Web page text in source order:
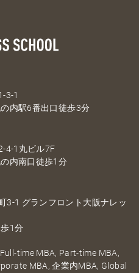
3-1
内駅6番出口徒歩3分
4-1丸ビル7F
内南口徒歩1分
3-1 グランフロント大阪ナレッ
1分
time MBA, Part-time MBA,
MBA, 企業内MBA, Global